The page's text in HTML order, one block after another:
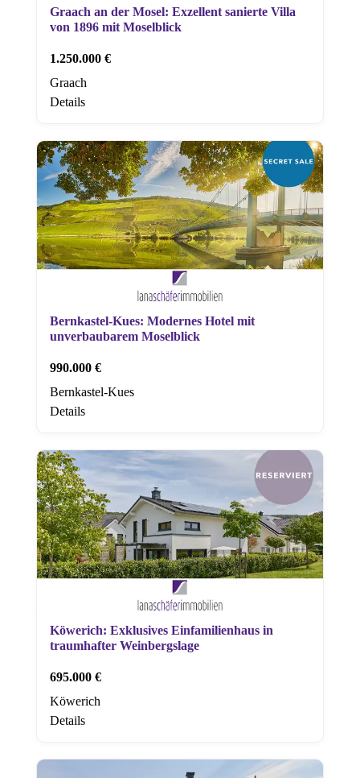
Graach an der Mosel: Exzellent sanierte Villa
von 1896 mit Moselblick
1.250.000 €
Graach
Details
Bernkastel-Kues: Modernes Hotel mit
unverbaubarem Moselblick
990.000 €
Bernkastel-Kues
Details
Köwerich: Exklusives Einfamilienhaus in
traumhafter Weinbergslage
695.000 €
Köwerich
Details